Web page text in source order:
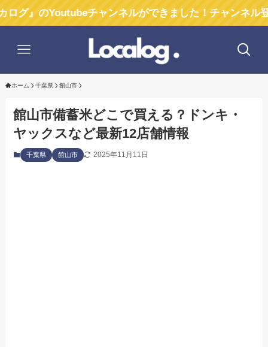
チャンネルができました！チャンネル登録お願い
ホーム 千葉県 館山市
館山市備蓄米どこで買える？ドンキ・
ヤックスなど最新12店舗情報
千葉県 館山市 2025年11月11日